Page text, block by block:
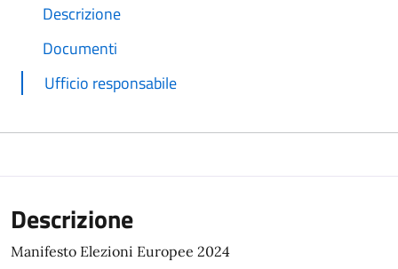
Descrizione
Documenti
Ufficio responsabile
Descrizione
Manifesto Elezioni Europee 2024